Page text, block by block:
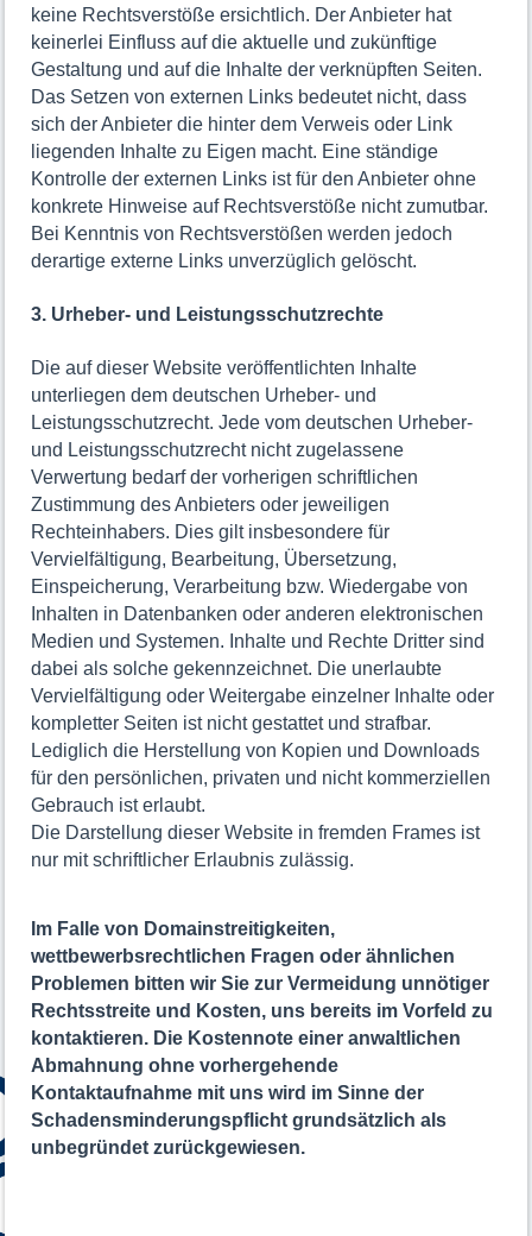
keine Rechtsverstöße ersichtlich. Der Anbieter hat
keinerlei Einfluss auf die aktuelle und zukünftige
Gestaltung und auf die Inhalte der verknüpften Seiten.
Das Setzen von externen Links bedeutet nicht, dass
sich der Anbieter die hinter dem Verweis oder Link
liegenden Inhalte zu Eigen macht. Eine ständige
Kontrolle der externen Links ist für den Anbieter ohne
konkrete Hinweise auf Rechtsverstöße nicht zumutbar.
Bei Kenntnis von Rechtsverstößen werden jedoch
derartige externe Links unverzüglich gelöscht.
3. Urheber- und Leistungsschutzrechte
Die auf dieser Website veröffentlichten Inhalte
unterliegen dem deutschen Urheber- und
Leistungsschutzrecht. Jede vom deutschen Urheber-
und Leistungsschutzrecht nicht zugelassene
Verwertung bedarf der vorherigen schriftlichen
Zustimmung des Anbieters oder jeweiligen
Rechteinhabers. Dies gilt insbesondere für
Vervielfältigung, Bearbeitung, Übersetzung,
Einspeicherung, Verarbeitung bzw. Wiedergabe von
Inhalten in Datenbanken oder anderen elektronischen
Medien und Systemen. Inhalte und Rechte Dritter sind
dabei als solche gekennzeichnet. Die unerlaubte
Vervielfältigung oder Weitergabe einzelner Inhalte oder
kompletter Seiten ist nicht gestattet und strafbar.
Lediglich die Herstellung von Kopien und Downloads
für den persönlichen, privaten und nicht kommerziellen
Gebrauch ist erlaubt.
Die Darstellung dieser Website in fremden Frames ist
nur mit schriftlicher Erlaubnis zulässig.
Im Falle von Domainstreitigkeiten,
wettbewerbsrechtlichen Fragen oder ähnlichen
Problemen bitten wir Sie zur Vermeidung unnötiger
Rechtsstreite und Kosten, uns bereits im Vorfeld zu
kontaktieren. Die Kostennote einer anwaltlichen
Abmahnung ohne vorhergehende
Kontaktaufnahme mit uns wird im Sinne der
Schadensminderungspflicht grundsätzlich als
unbegründet zurückgewiesen.